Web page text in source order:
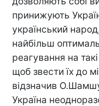
принижують
український
найбільш
реагування на
щоб звести їх до
відзначив
Україна